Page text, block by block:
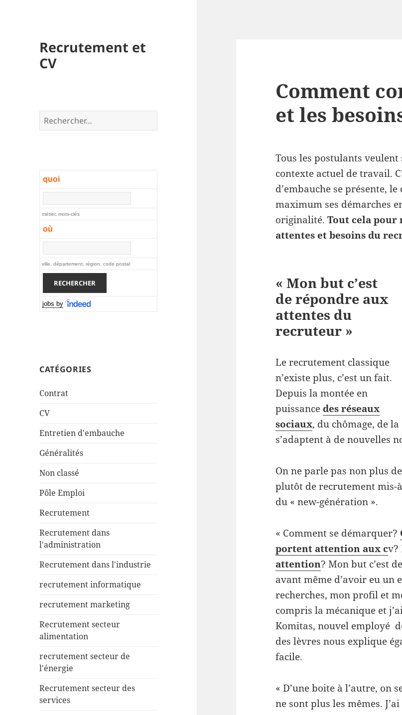
Recrutement et
CV
Rechercher :
quoi
métier, mots-clés
où
ville, département, région, code postal
jobs by
CATÉGORIES
Contrat
CV
Entretien d'embauche
Généralités
Non classé
Pôle Emploi
Recrutement
Recrutement dans
l'administration
Recrutement dans l'industrie
recrutement informatique
recrutement marketing
Recrutement secteur
alimentation
recrutement secteur de
l'énergie
Recrutement secteur des
services
Comment
et les
Tous les postulants veulent
contexte actuel de travail.
d’embauche se présente,
maximum ses démarches
originalité.Tout cela pour
attentes et besoins du
« Mon but c’est
de répondre aux
attentes du
recruteur »
Le recrutement classique
n’existe plus, c’est un fait.
Depuis la montée en
puissance des réseaux
sociaux, du chômage, de
s’adaptent à de nouvelles
On ne parle pas non plus
plutôt de recrutement mis-
du « new-génération ».
« Comment se démarquer?
portent attention aux cv?
attention? Mon but c’est
avant même d’avoir eu un
recherches, mon profil et
compris la mécanique et
Komitas, nouvel employé
des lèvres nous explique
facile.
« D’une boite à l’autre, on
ne sont plus les mêmes.